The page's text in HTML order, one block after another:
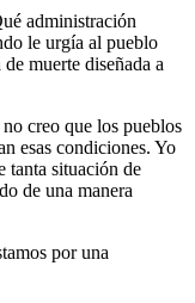
administración
le urgía al pueblo
muerte diseñada a
creo que los pueblos
esas condiciones. Yo
tanta situación de
de una manera
por una